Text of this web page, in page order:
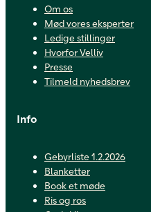
Om os
Mød vores eksperter
Ledige stillinger
Hvorfor Velliv
Presse
Tilmeld nyhedsbrev
Info
Gebyrliste 1.2.2026
Blanketter
Book et møde
Ris og ros